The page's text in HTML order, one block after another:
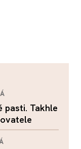
pasti. Takhle